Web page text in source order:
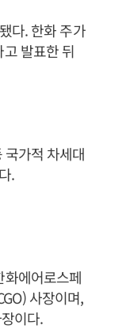
다. 한화 주가
발표한 뒤
가적 차세대
.
에어로스페
사장이며,
이다.